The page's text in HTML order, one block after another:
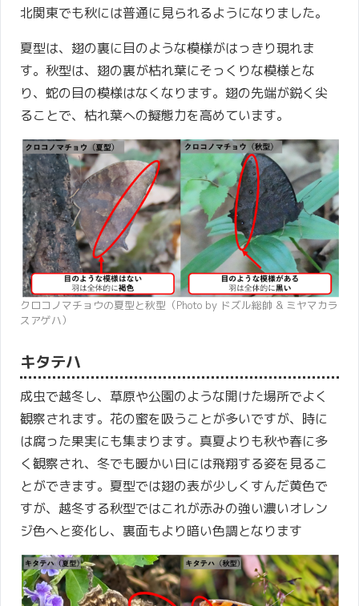
北関東でも秋には普通に見られるようになりました。
夏型は、翅の裏に目のような模様がはっきり現れま
す。秋型は、翅の裏が枯れ葉にそっくりな模様とな
り、蛇の目の模様はなくなります。翅の先端が鋭く尖
ることで、枯れ葉への擬態力を高めています。
クロコノマチョウの夏型と秋型（Photo by ドズル総帥 & ミヤマカラ
スアゲハ）
キタテハ
成虫で越冬し、草原や公園のような開けた場所でよく
観察されます。花の蜜を吸うことが多いですが、時に
は腐った果実にも集まります。真夏よりも秋や春に多
く観察され、冬でも暖かい日には飛翔する姿を見るこ
とができます。夏型では翅の表が少しくすんだ黄色で
すが、越冬する秋型ではこれが赤みの強い濃いオレン
ジ色へと変化し、裏面もより暗い色調となります